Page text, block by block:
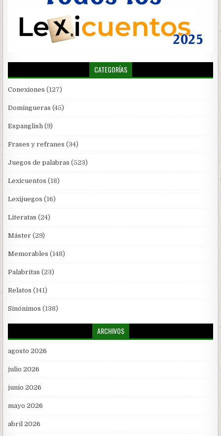
CATEGORÍAS
Conexiones (127)
Domingueras (45)
Espanglish (9)
Frases y refranes (34)
Juegos de palabras (523)
Lexicuentos (18)
Lexijuegos (16)
Literatas (24)
Máster (29)
Memorables (148)
Palabritas (23)
Relatos (141)
Sinónimos (138)
ARCHIVOS
agosto 2026
julio 2026
junio 2026
mayo 2026
abril 2026